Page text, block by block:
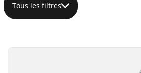
Tous les filtres